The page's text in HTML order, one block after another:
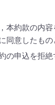
約款の内容
意したもの
申込を拒